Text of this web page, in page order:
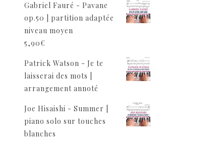
Gabriel Fauré - Pavane
op.50 | partition adaptée
niveau moyen
5,90€
Patrick Watson - Je te
laisserai des mots |
arrangement annoté
Joe Hisaishi - Summer |
piano solo sur touches
blanches